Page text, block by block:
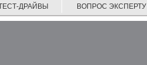
ДРАЙВЫ ВОПРОС ЭКСПЕРТУ